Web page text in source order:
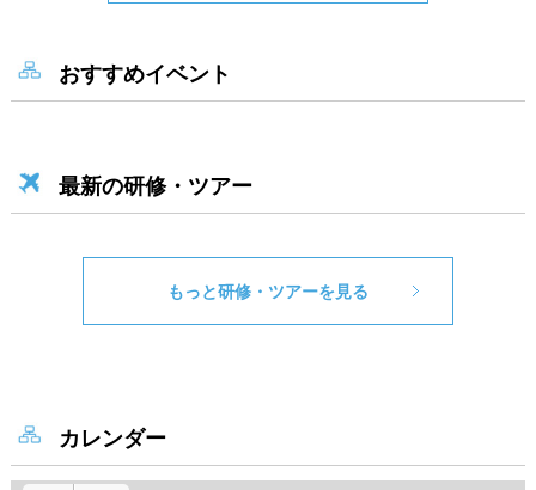
おすすめイベント
最新の研修・ツアー
もっと研修・ツアーを見る
カレンダー